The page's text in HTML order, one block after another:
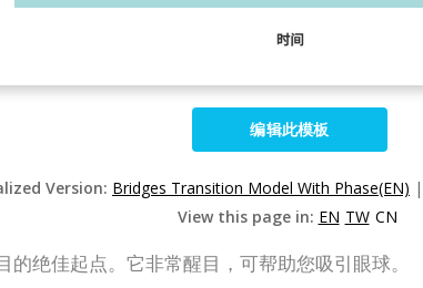
编辑此模板
Version: Bridges Transition Model With Phase(EN) |
View this page in: EN TW CN
绝佳起点。它非常醒目，可帮助您吸引眼球。